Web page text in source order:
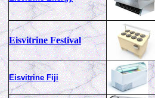
Eisvitrine Festival
Eisvitrine Fiji